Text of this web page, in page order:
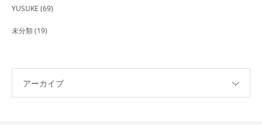
YUSUKE (69)
未分類(19)
アーカイブ